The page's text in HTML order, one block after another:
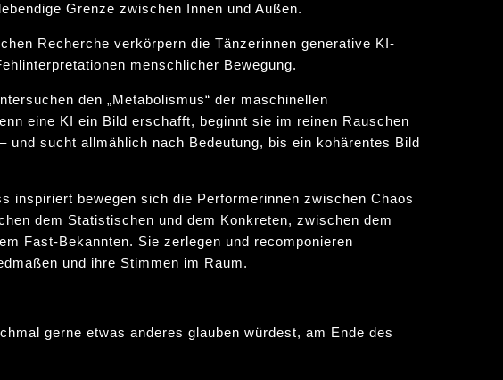
Grenze zwischen Innen und Außen.
Recherche verkörpern die Tänzerinnen generative KI-
menschlicher Bewegung.
den „Metabolismus“ der maschinellen
eine KI ein Bild erschafft, beginnt sie im reinen Rauschen
und sucht allmählich nach Bedeutung, bis ein kohärentes Bild
inspiriert bewegen sich die Performerinnen zwischen Chaos
dem Statistischen und dem Konkreten, zwischen dem
Fast-Bekannten. Sie zerlegen und recomponieren
und ihre Stimmen im Raum.
gerne etwas anderes glauben würdest, am Ende des